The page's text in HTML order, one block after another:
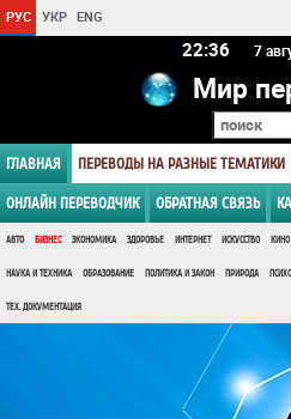
РУС УКР ENG
22 36 7
Мир
ГЛАВНАЯ ПЕРЕВОДЫ НА РАЗНЫЕ ТЕМАТИКИ
ОНЛАЙН ПЕРЕВОДЧИК ОБРАТНАЯ СВЯЗЬ
АВТО БИЗНЕС ЭКОНОМИКА ЗДОРОВЬЕ ИНТЕРНЕТ ИСКУССТВО КИНО
НАУКА И ТЕХНИКА ОБРАЗОВАНИЕ ПОЛИТИКА И ЗАКОН ПРИРОДА
ТЕХ. ДОКУМЕНТАЦИЯ